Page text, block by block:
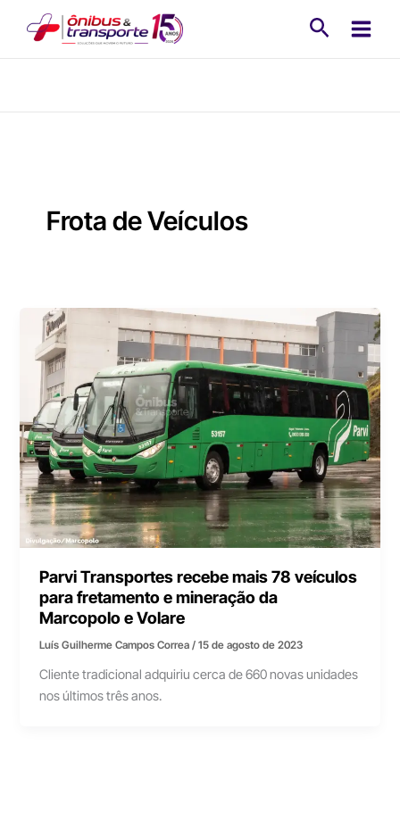
Frota de Veículos
Parvi Transportes recebe mais 78 veículos
para fretamento e mineração da
Marcopolo e Volare
Luís Guilherme Campos Correa/15 de agosto de 2023
Cliente tradicional adquiriu cerca de 660 novas unidades
nos últimos três anos.